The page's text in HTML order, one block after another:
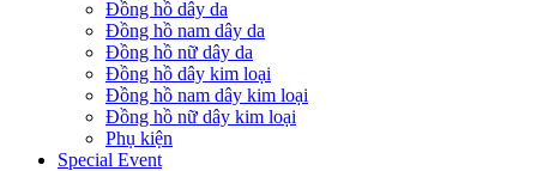
Đồng hồ dây da
Đồng hồ nam dây da
Đồng hồ nữ dây da
Đồng hồ dây kim loại
Đồng hồ nam dây kim loại
Đồng hồ nữ dây kim loại
Phụ kiện
Special Event